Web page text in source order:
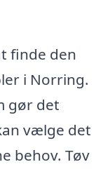
finde den
i Norring.
gør det
vælge det
behov. Tøv